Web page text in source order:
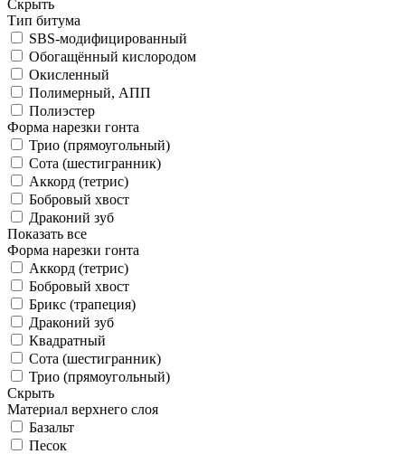
Скрыть
Тип битума
SBS-модифицированный
Обогащённый кислородом
Окисленный
Полимерный, АПП
Полиэстер
Форма нарезки гонта
Трио (прямоугольный)
Сота (шестигранник)
Аккорд (тетрис)
Бобровый хвост
Драконий зуб
Показать все
Форма нарезки гонта
Аккорд (тетрис)
Бобровый хвост
Брикс (трапеция)
Драконий зуб
Квадратный
Сота (шестигранник)
Трио (прямоугольный)
Скрыть
Материал верхнего слоя
Базальт
Песок